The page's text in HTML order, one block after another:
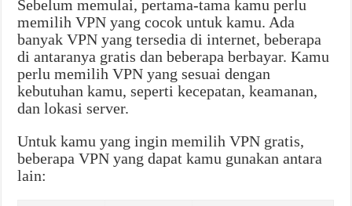
Sebelum memulai, pertama-tama kamu perlu
memilih VPN yang cocok untuk kamu. Ada
banyak VPN yang tersedia di internet, beberapa
di antaranya gratis dan beberapa berbayar. Kamu
perlu memilih VPN yang sesuai dengan
kebutuhan kamu, seperti kecepatan, keamanan,
dan lokasi server.
Untuk kamu yang ingin memilih VPN gratis,
beberapa VPN yang dapat kamu gunakan antara
lain: